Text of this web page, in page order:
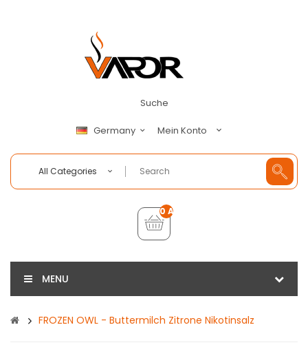
Suche
Germany Mein Konto
All Categories
0 Artikel - €0,00
MENU
FROZEN OWL - Buttermilch Zitrone Nikotinsalz